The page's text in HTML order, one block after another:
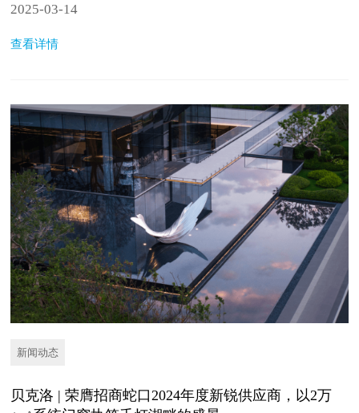
2025-03-14
查看详情
新闻动态
贝克洛 | 荣膺招商蛇口2024年度新锐供应商，以2万